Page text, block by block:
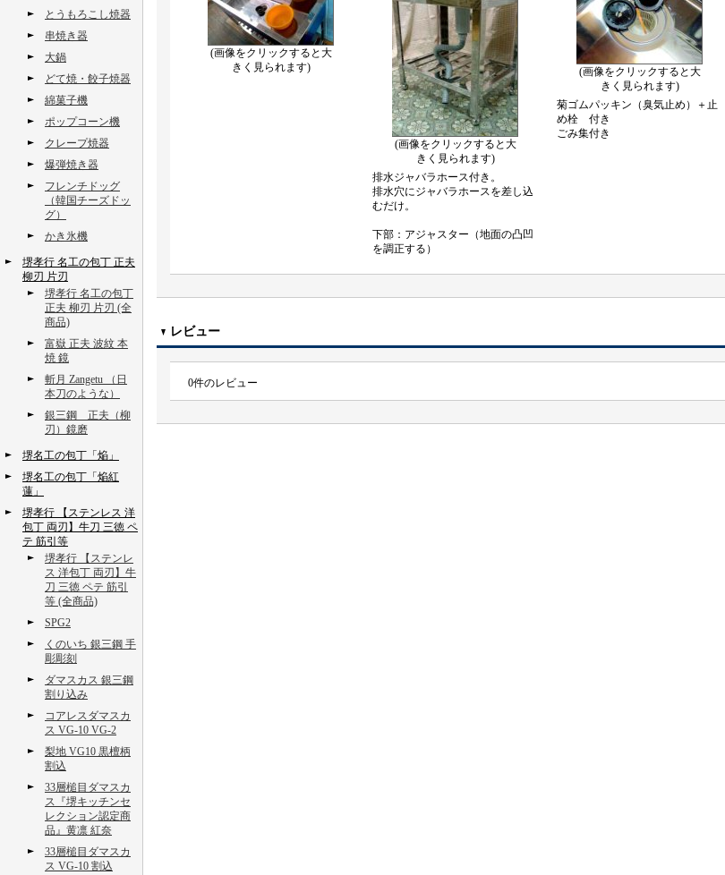
とうもろこし焼器
串焼き器
大鍋
どて焼・餃子焼器
綿菓子機
ポップコーン機
クレープ焼器
爆弾焼き器
フレンチドッグ
（韓国チーズドッ
グ）
かき氷機
堺孝行 名工の包丁 正夫
柳刃 片刃
堺孝行 名工の包丁
正夫 柳刃 片刃 (全
商品)
富嶽 正夫 波紋 本
焼 鏡
斬月 Zangetu （日
本刀のような）
銀三鋼 正夫（柳
刃）鏡磨
堺名工の包丁「焔」
堺名工の包丁「焔紅
蓮」
堺孝行 【ステンレス 洋
包丁 両刃】牛刀 三徳 ペ
テ 筋引等
堺孝行 【ステンレ
ス 洋包丁 両刃】牛
刀 三徳 ペテ 筋引
等 (全商品)
SPG2
くのいち 銀三鋼 手
彫彫刻
ダマスカス 銀三鋼
割り込み
コアレスダマスカ
ス VG-10 VG-2
梨地 VG10 黒檀柄
割込
33層槌目ダマスカ
ス『堺キッチンセ
レクション認定商
品』黄凛 紅奈
33層槌目ダマスカ
ス VG-10 割込
(画像をクリックすると大
きく見られます)
(画像をクリックすると大
きく見られます)
排水ジャバラホース付き。
排水穴にジャバラホースを差し込
むだけ。
下部：アジャスター（地面の凸凹
を調正する）
(画像をクリックすると大
きく見られます)
菊ゴムパッキン（臭気止め）＋止
め栓 付き
ごみ集付き
レビュー
0件のレビュー